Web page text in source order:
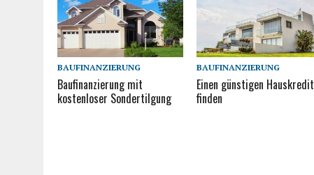
BAUFINANZIERUNG
Baufinanzierung mit
kostenloser Sondertilgung
BAUFINANZIERUNG
Einen günstigen Hauskredit
finden